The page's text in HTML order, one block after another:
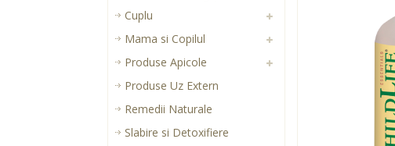
Cuplu
Mama si Copilul
Produse Apicole
Produse Uz Extern
Remedii Naturale
Slabire si Detoxifiere